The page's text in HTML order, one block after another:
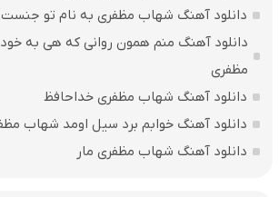
دانلود آهنگ شهاب مظفری به نام تو جنست
دانلود آهنگ منم همون روانی که هی به
مظفری
دانلود آهنگ شهاب مظفری خداحافظ
دانلود آهنگ خوابم برد سیل اومد شهاب
دانلود آهنگ شهاب مظفری مار